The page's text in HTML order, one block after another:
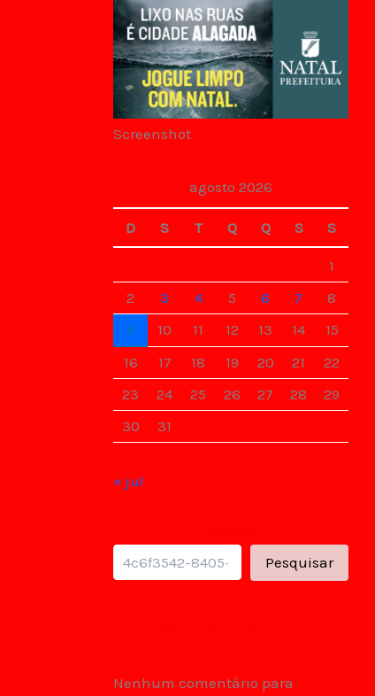
Screenshot
agosto 2026
D S T Q Q S S
1
2
3 4 5 6 7
8
9
10 11 12 13 14
15
16
17 18 19 20 21
22
23
24 25 26 27 28
29
30
31
« jul
Pesquisar
Nenhum comentário para